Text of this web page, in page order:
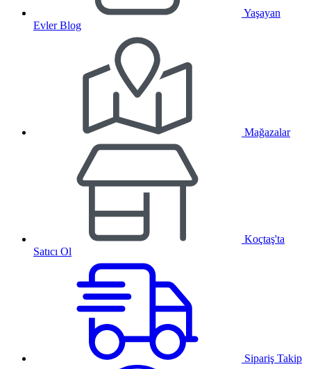
Yaşayan
Evler Blog
Mağazalar
Koçtaş'ta
Satıcı Ol
Sipariş Takip